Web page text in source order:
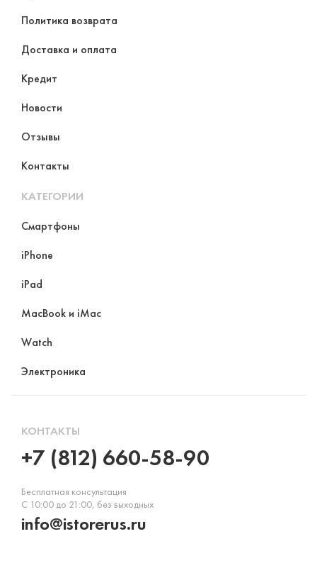
Политика возврата
Доставка и оплата
Кредит
Новости
Отзывы
Контакты
КАТЕГОРИИ
Смартфоны
iPhone
iPad
MacBook и iMac
Watch
Электроника
КОНТАКТЫ
+7 (812) 660-58-90
Бесплатная консультация
С 10:00 до 21:00, без выходных
info@istorerus.ru